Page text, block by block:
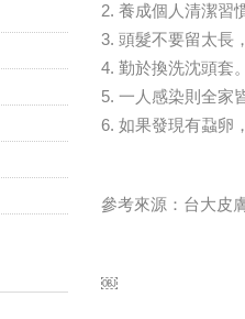
2. 養成個人清潔習
3. 頭髮不要留太長
4. 勤於換洗沈頭套。
5. 一人感染則全家
6. 如果發現有蝨卵
參考來源：台大皮
￼